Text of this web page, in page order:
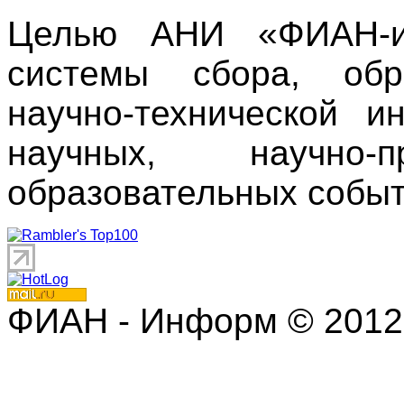
Целью АНИ «ФИАН-
системы сбора,
научно-технической
научных,
образовательных
ФИАН - Информ © 2012